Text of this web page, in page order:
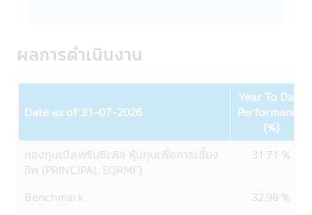
ที่ท่านให้ข้อมูลกับบริษัทฯ โดยลูกค้ามีสิทธิที่จะ
ข้อมูลที่ทางบริษัทฯ เก็บนั้นจัดทำเพื่อให้บริษัทฯ
ข้อมูลประกอบด้วย ชื่อ, ที่อยู่, วันเกิด, ข้อมูล
อื่นๆ เช่น อาชีพ, รายได้ประจำปีของท่าน ซึ่งได้
จากใบสมัครเปิดบัญชีและข้อมูลของท่านเพื่อใช้
บริการทางอินเตอร์เน็ตของบริษัทฯ
ผลการดำเนินงาน
Date as of:31-07-2026
Year To Date
Performance
(%)
กองทุนเปิดพรินซิเพิล หุ้นทุนเพื่อการเลี้ยง
ชีพ (PRINCIPAL EQRMF)
31.71 %
Benchmark:
32.98 %